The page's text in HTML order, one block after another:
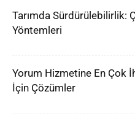
Tarımda Sürdürülebilirlik:
Yöntemleri
Yorum Hizmetine En Çok
İçin Çözümler